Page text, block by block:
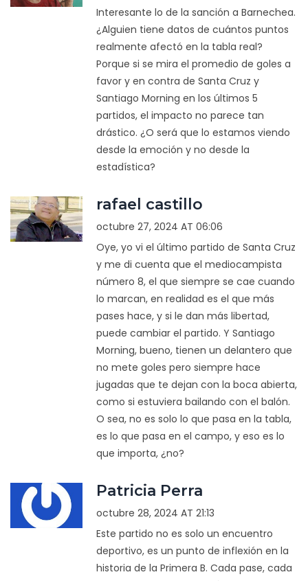
Interesante lo de la sanción a Barnechea.
¿Alguien tiene datos de cuántos puntos
realmente afectó en la tabla real?
Porque si se mira el promedio de goles a
favor y en contra de Santa Cruz y
Santiago Morning en los últimos 5
partidos, el impacto no parece tan
drástico. ¿O será que lo estamos viendo
desde la emoción y no desde la
estadística?
rafael castillo
octubre 27, 2024 AT 06:06
Oye, yo vi el último partido de Santa Cruz
y me di cuenta que el mediocampista
número 8, el que siempre se cae cuando
lo marcan, en realidad es el que más
pases hace, y si le dan más libertad,
puede cambiar el partido. Y Santiago
Morning, bueno, tienen un delantero que
no mete goles pero siempre hace
jugadas que te dejan con la boca abierta,
como si estuviera bailando con el balón.
O sea, no es solo lo que pasa en la tabla,
es lo que pasa en el campo, y eso es lo
que importa, ¿no?
Patricia Perra
octubre 28, 2024 AT 21:13
Este partido no es solo un encuentro
deportivo, es un punto de inflexión en la
historia de la Primera B. Cada pase, cada